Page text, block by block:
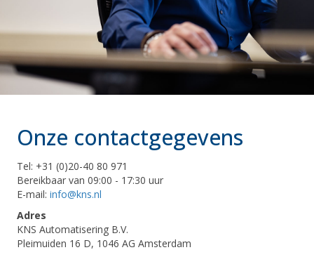
Onze contactgegevens
Tel: +31 (0)20-40 80 971
Bereikbaar van 09:00 - 17:30 uur
E-mail: info@kns.nl
Adres
KNS Automatisering B.V.
Pleimuiden 16 D, 1046 AG Amsterdam